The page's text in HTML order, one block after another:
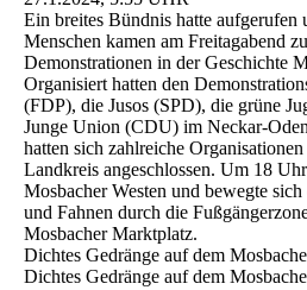
Ein breites Bündnis hatte aufgerufen
Menschen kamen am Freitagabend
Demonstrationen in der Geschichte
Organisiert hatten den
(FDP), die Jusos (SPD), die grüne
Junge Union (CDU) im Neckar-
hatten sich zahlreiche Organisationen
Landkreis angeschlossen. Um 18
Mosbacher Westen und bewegte
und Fahnen durch die
Mosbacher Marktplatz.
Dichtes Gedränge auf dem
Dichtes Gedränge auf dem